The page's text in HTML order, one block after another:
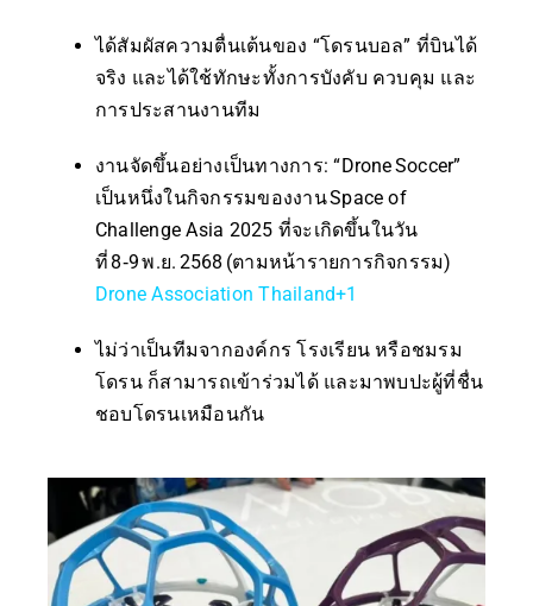
ได้สัมผัสความตื่นเต้นของ “โดรนบอล” ที่บินได้
จริง และได้ใช้ทักษะทั้งการบังคับ ควบคุม และ
การประสานงานทีม
งานจัดขึ้นอย่างเป็นทางการ: “Drone Soccer”
เป็นหนึ่งในกิจกรรมของงาน Space of
Challenge Asia 2025 ที่จะเกิดขึ้นในวัน
ที่ 8‑9 พ.ย. 2568 (ตามหน้ารายการกิจกรรม)
Drone Association Thailand+1
ไม่ว่าเป็นทีมจากองค์กร โรงเรียน หรือชมรม
โดรน ก็สามารถเข้าร่วมได้ และมาพบปะผู้ที่ชื่น
ชอบโดรนเหมือนกัน